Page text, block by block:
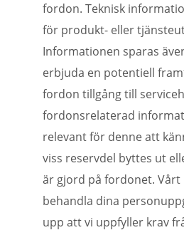
fordon. Teknisk
för produkt- eller
Informationen sparas
erbjuda en potentiell
fordon tillgång till
fordonsrelaterad
relevant för denne att
viss reservdel byttes ut
är gjord på fordonet.
behandla dina
upp att vi uppfyller krav